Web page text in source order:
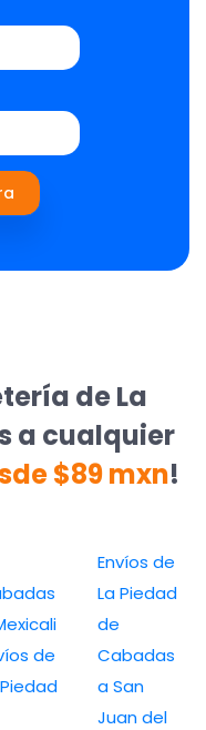
de La
a cualquier
$89 mxn!
de
Envíos de
La Piedad
de
Cabadas
a San
Juan del